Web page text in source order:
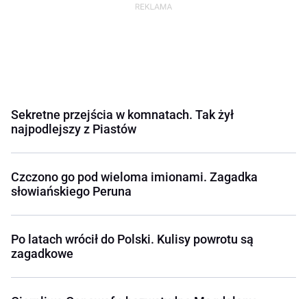
Sekretne przejścia w komnatach. Tak żył
najpodlejszy z Piastów
Czczono go pod wieloma imionami. Zagadka
słowiańskiego Peruna
Po latach wrócił do Polski. Kulisy powrotu są
zagadkowe